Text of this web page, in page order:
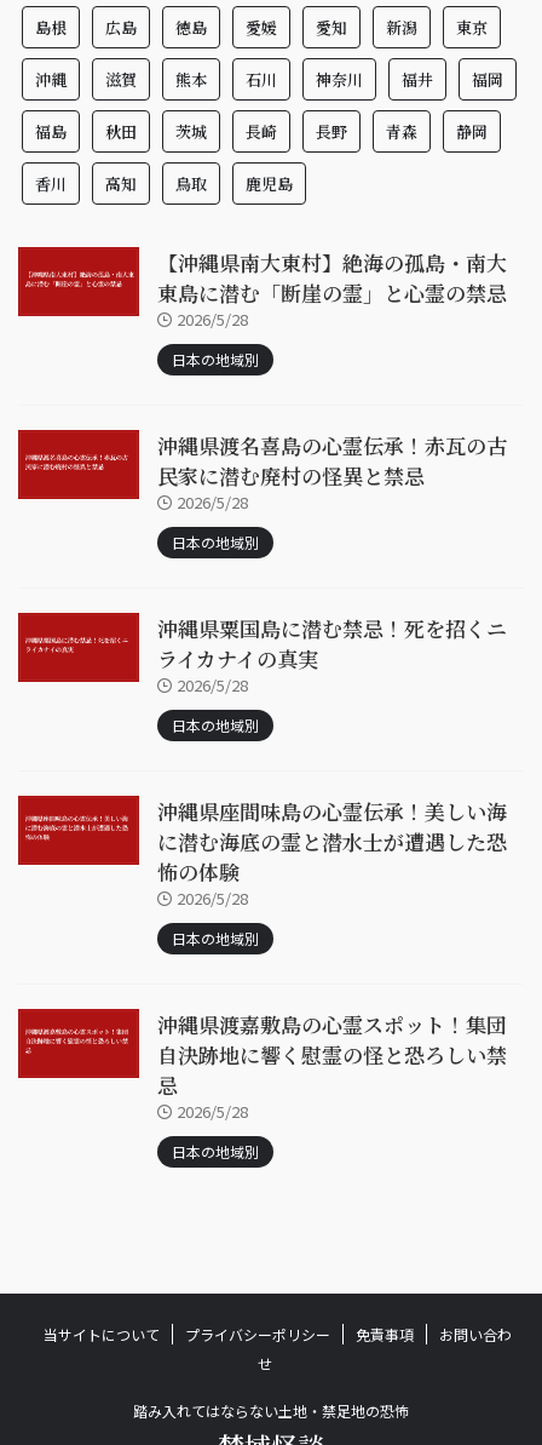
島根 広島 徳島 愛媛 愛知 新潟 東京
沖縄 滋賀 熊本 石川 神奈川 福井 福岡
福島 秋田 茨城 長崎 長野 青森 静岡
香川 高知 鳥取 鹿児島
【沖縄県南大東村】絶海の孤島・南大
東島に潜む「断崖の霊」と心霊の禁忌
2026/5/28
日本の地域別
沖縄県渡名喜島の心霊伝承！赤瓦の古
民家に潜む廃村の怪異と禁忌
2026/5/28
日本の地域別
沖縄県粟国島に潜む禁忌！死を招くニ
ライカナイの真実
2026/5/28
日本の地域別
沖縄県座間味島の心霊伝承！美しい海
に潜む海底の霊と潜水士が遭遇した恐
怖の体験
2026/5/28
日本の地域別
沖縄県渡嘉敷島の心霊スポット！集団
自決跡地に響く慰霊の怪と恐ろしい禁
忌
2026/5/28
日本の地域別
当サイトについて プライバシーポリシー 免責事項
お問い合わ
せ
踏み入れてはならない土地・禁足地の恐怖